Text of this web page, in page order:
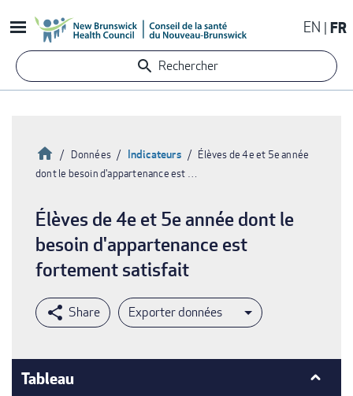
au
contenu
principal
EN FR
Rechercher
d'Ariane
Accueil
Données Indicateurs
Élèves de 4e et 5e année
dont le besoin d'appartenance est …
Élèves de 4e et 5e année dont le
besoin d'appartenance est
fortement satisfait
Exporter données
Tableau